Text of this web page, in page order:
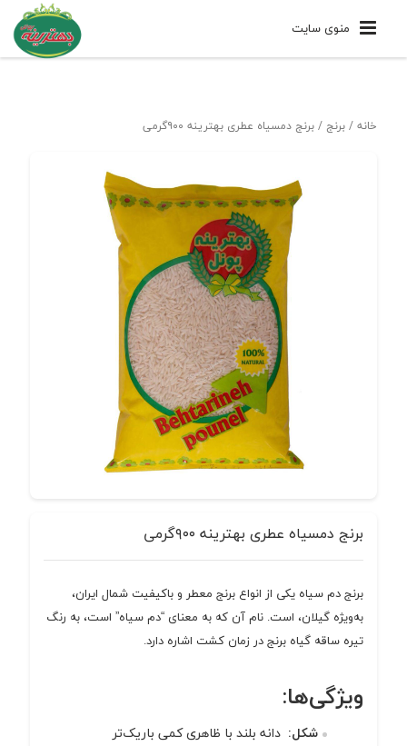
منوی سایت
خانه/برنج / برنج دمسیاه عطری بهترینه ۹۰۰گرمی
برنج دمسیاه عطری بهترینه ۹۰۰گرمی
برنج دم سیاه یکی از انواع برنج معطر و باکیفیت شمال ایران،
به‌ویژه گیلان، است. نام آن که به معنای “دم سیاه” است، به رنگ
تیره ساقه گیاه برنج در زمان کشت اشاره دارد.
ویژگی‌ها:
شکل: دانه بلند با ظاهری کمی باریک‌تر